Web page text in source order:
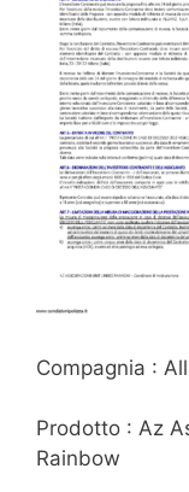
Compagnia :
Prodotto : Az
Rainbow